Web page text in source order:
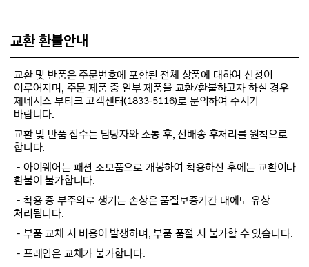
교환 환불안내
교환 및 반품은 주문번호에 포함된 전체 상품에 대하여 신청이
이루어지며, 주문 제품 중 일부 제품을 교환/환불하고자 하실 경우
제네시스 부티크 고객센터(1833-5116)로 문의하여 주시기
바랍니다.
교환 및 반품 접수는 담당자와 소통 후, 선배송 후처리를 원칙으로
합니다.
－아이웨어는 패션 소모품으로 개봉하여 착용하신 후에는 교환이나
환불이 불가합니다.
－착용 중 부주의로 생기는 손상은 품질보증기간 내에도 유상
처리됩니다.
－부품 교체 시 비용이 발생하며, 부품 품절 시 불가할 수 있습니다.
－프레임은 교체가 불가합니다.